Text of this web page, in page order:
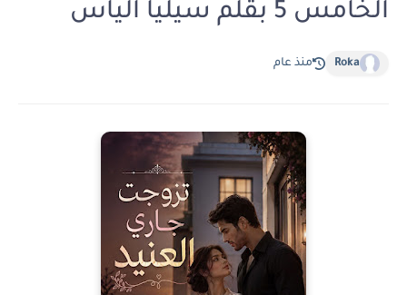
الخامس 5 بقلم سيليا الياس
Roka منذ عام